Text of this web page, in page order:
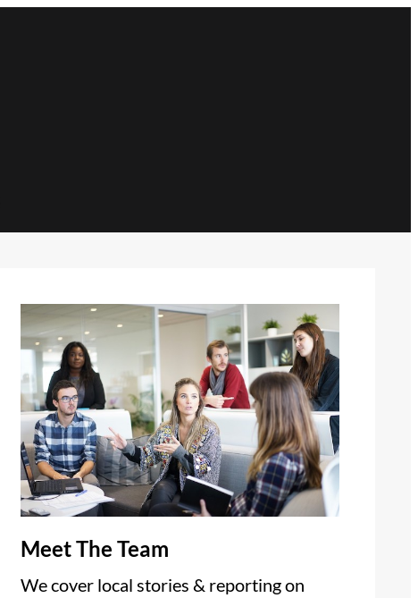
Meet The Team
We cover local stories & reporting on